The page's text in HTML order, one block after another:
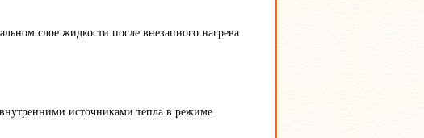
слое жидкости после внезапного нагрева
источниками тепла в режиме